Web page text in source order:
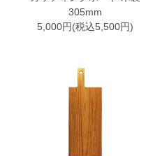
305mm
5,000円(税込5,500円)